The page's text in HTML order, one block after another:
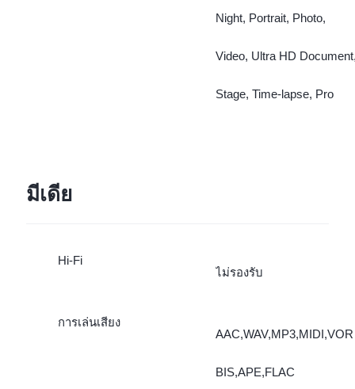
Night, Portrait, Photo,
Video, Ultra HD
Stage, Time-lapse, Pro
มีเดีย
Hi-Fi
ไม่รองรับ
การเล่นเสียง
AAC,WAV,MP3,MIDI,VOR
BIS,APE,FLAC